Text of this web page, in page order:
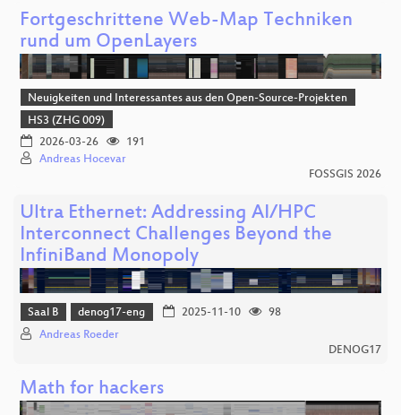
Fortgeschrittene Web-Map Techniken
rund um OpenLayers
Neuigkeiten und Interessantes aus den Open-Source-Projekten
HS3 (ZHG 009)
2026-03-26
191
Andreas Hocevar
FOSSGIS 2026
Ultra Ethernet: Addressing AI/HPC
Interconnect Challenges Beyond the
InfiniBand Monopoly
Saal B denog17-eng 2025-11-10
98
Andreas Roeder
DENOG17
Math for hackers